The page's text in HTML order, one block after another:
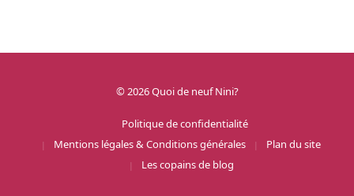
© 2026 Quoi de neuf Nini?
Politique de confidentialité
Mentions légales & Conditions générales
Plan du site
Les copains de blog